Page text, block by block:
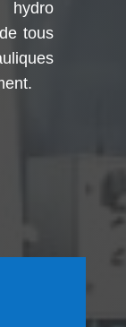
hydro
tous